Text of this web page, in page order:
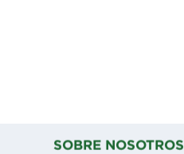
SOBRE NOSOTROS